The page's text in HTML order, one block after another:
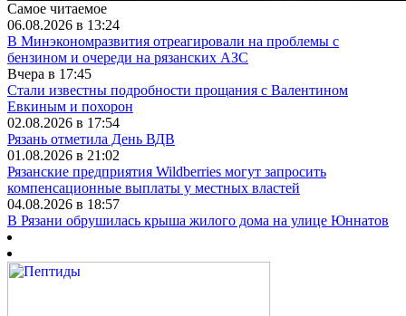
Самое читаемое
06.08.2026 в 13:24
В Минэкономразвития отреагировали на проблемы с
бензином и очереди на рязанских АЗС
Вчера в 17:45
Стали известны подробности прощания с Валентином
Евкиным и похорон
02.08.2026 в 17:54
Рязань отметила День ВДВ
01.08.2026 в 21:02
Рязанские предприятия Wildberries могут запросить
компенсационные выплаты у местных властей
04.08.2026 в 18:57
В Рязани обрушилась крыша жилого дома на улице Юннатов